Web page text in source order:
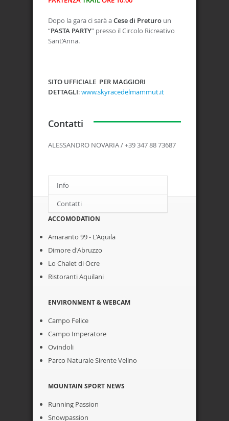
Dopo la gara ci sarà aCese di Preturo un
“PASTA PARTY” presso il Circolo Ricreativo
Sant’Anna.
SITO UFFICIALE PER MAGGIORI
DETTAGLI:www.skyracedelmammut.it
Contatti
ALESSANDRO NOVARIA / +39 347 88 73687
Info
Contatti
ACCOMODATION
Amaranto 99 - L'Aquila
Dimore d'Abruzzo
Lo Chalet di Ocre
Ristoranti Aquilani
ENVIRONMENT & WEBCAM
Campo Felice
Campo Imperatore
Ovindoli
Parco Naturale Sirente Velino
MOUNTAIN SPORT NEWS
Running Passion
Snowpassion